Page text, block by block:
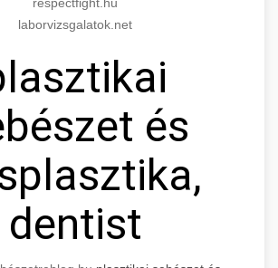
laborvizsgalatok.net
és
dentist